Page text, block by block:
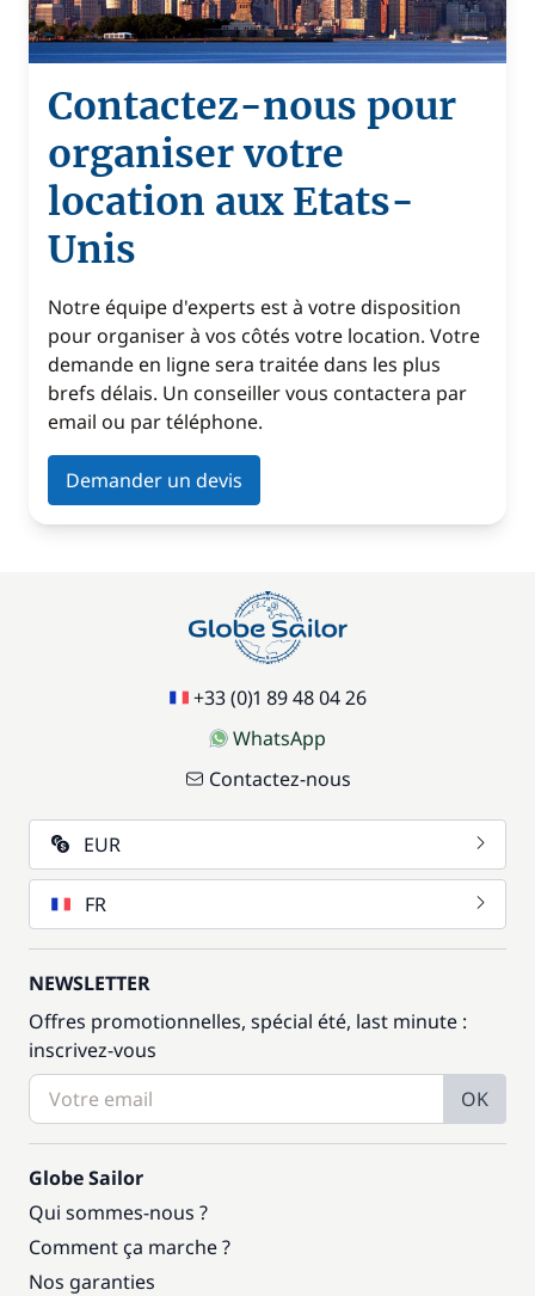
Contactez-nous pour
organiser votre
location aux Etats-
Unis
Notre équipe d'experts est à votre disposition
pour organiser à vos côtés votre location. Votre
demande en ligne sera traitée dans les plus
brefs délais. Un conseiller vous contactera par
email ou par téléphone.
Demander un devis
+33 (0)1 89 48 04 26
WhatsApp
Contactez-nous
EUR
FR
NEWSLETTER
Offres promotionnelles, spécial été, last minute :
inscrivez-vous
OK
Globe Sailor
Qui sommes-nous ?
Comment ça marche ?
Nos garanties